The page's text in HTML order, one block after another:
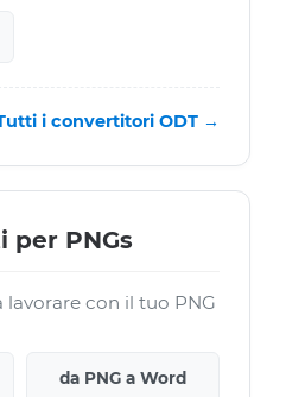
i convertitori ODT →
PNGs
lavorare con il tuo PNG
da PNG a Word